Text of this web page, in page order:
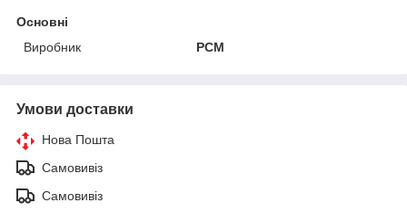
Основні
Виробник
РСМ
Умови доставки
Нова Пошта
Самовивіз
Самовивіз